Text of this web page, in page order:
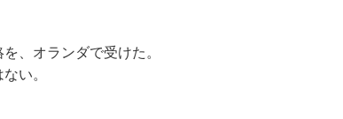
、オランダで受けた。
い。